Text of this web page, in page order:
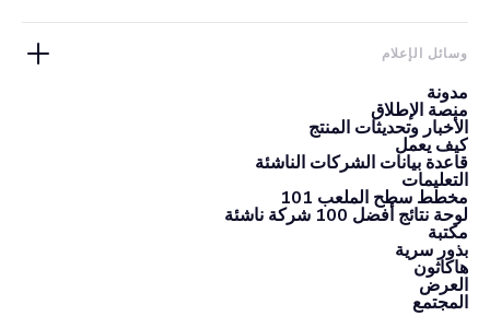
وسائل الإعلام
مدونة
منصة الإطلاق
الأخبار وتحديثات المنتج
كيف يعمل
قاعدة بيانات الشركات الناشئة
التعليمات
مخطط سطح الملعب 101
لوحة نتائج أفضل 100 شركة ناشئة
مكتبة
بذور سرية
هاكاثون
العرض
المجتمع